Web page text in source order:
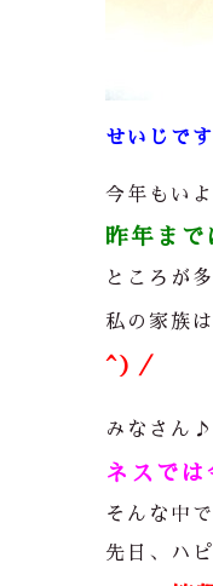
せいじです
今年もい
昨年ま
ところが
私の家族
^)／
みなさん
ネスで
そんな中
先日、ハ